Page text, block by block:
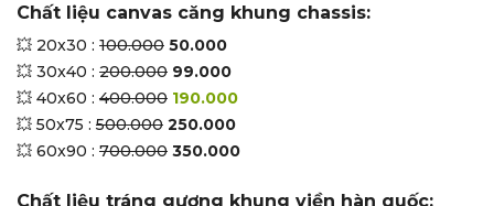
Chất liệu canvas căng khung chassis:
💥 20x30 : 100.000 50.000
💥 30x40 : 200.000 99.000
💥 40x60 : 400.000 190.000
💥 50x75 : 500.000 250.000
💥 60x90 : 700.000 350.000
Chất liệu tráng gương khung viền hàn quốc: